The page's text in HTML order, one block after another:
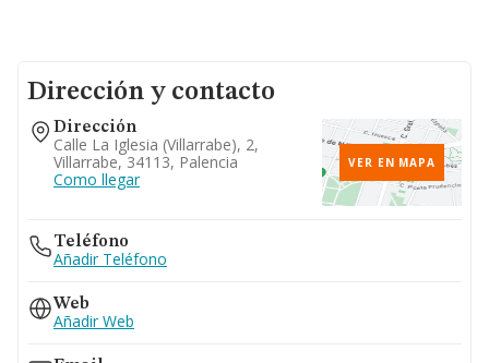
Dirección y contacto
Dirección
Calle La Iglesia (villarrabe), 2,
Villarrabe, 34113, Palencia
Como llegar
VER EN MAPA
Teléfono
Añadir Teléfono
Web
Añadir Web